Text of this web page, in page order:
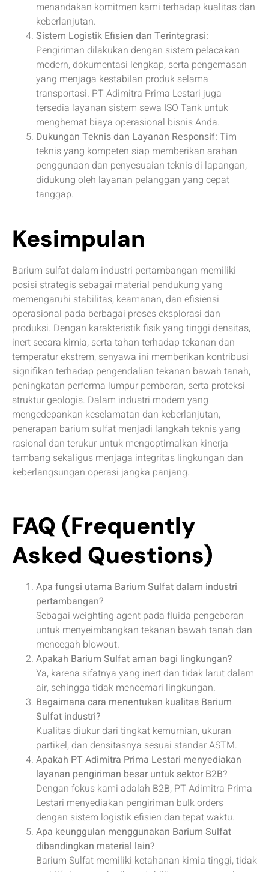
menandakan komitmen kami terhadap kualitas dan
keberlanjutan.
Sistem Logistik Efisien dan Terintegrasi:
Pengiriman dilakukan dengan sistem pelacakan
modern, dokumentasi lengkap, serta pengemasan
yang menjaga kestabilan produk selama
transportasi. PT Adimitra Prima Lestari juga
tersedia layanan sistem sewa ISO Tank untuk
menghemat biaya operasional bisnis Anda.
Dukungan Teknis dan Layanan Responsif: Tim
teknis yang kompeten siap memberikan arahan
penggunaan dan penyesuaian teknis di lapangan,
didukung oleh layanan pelanggan yang cepat
tanggap.
Kesimpulan
Barium sulfat dalam industri pertambangan memiliki
posisi strategis sebagai material pendukung yang
memengaruhi stabilitas, keamanan, dan efisiensi
operasional pada berbagai proses eksplorasi dan
produksi. Dengan karakteristik fisik yang tinggi densitas,
inert secara kimia, serta tahan terhadap tekanan dan
temperatur ekstrem, senyawa ini memberikan kontribusi
signifikan terhadap pengendalian tekanan bawah tanah,
peningkatan performa lumpur pemboran, serta proteksi
struktur geologis. Dalam industri modern yang
mengedepankan keselamatan dan keberlanjutan,
penerapan barium sulfat menjadi langkah teknis yang
rasional dan terukur untuk mengoptimalkan kinerja
tambang sekaligus menjaga integritas lingkungan dan
keberlangsungan operasi jangka panjang.
FAQ (Frequently
Asked Questions)
Apa fungsi utama Barium Sulfat dalam industri
pertambangan?
Sebagai weighting agent pada fluida pengeboran
untuk menyeimbangkan tekanan bawah tanah dan
mencegah blowout.
Apakah Barium Sulfat aman bagi lingkungan?
Ya, karena sifatnya yang inert dan tidak larut dalam
air, sehingga tidak mencemari lingkungan.
Bagaimana cara menentukan kualitas Barium
Sulfat industri?
Kualitas diukur dari tingkat kemurnian, ukuran
partikel, dan densitasnya sesuai standar ASTM.
Apakah PT Adimitra Prima Lestari menyediakan
layanan pengiriman besar untuk sektor B2B?
Dengan fokus kami adalah B2B, PT Adimitra Prima
Lestari menyediakan pengiriman bulk orders
dengan sistem logistik efisien dan tepat waktu.
Apa keunggulan menggunakan Barium Sulfat
dibandingkan material lain?
Barium Sulfat memiliki ketahanan kimia tinggi, tidak